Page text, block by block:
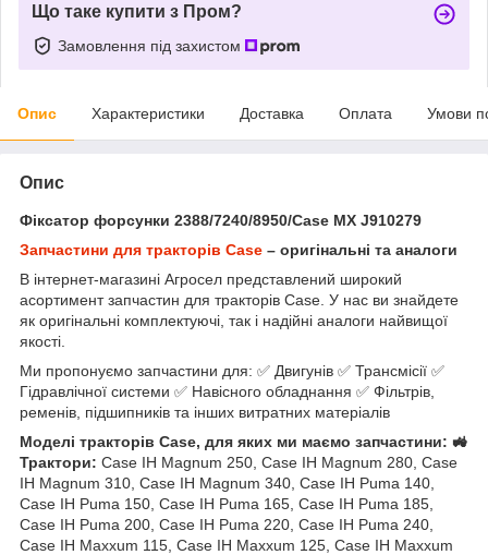
Що таке купити з Пром?
Замовлення під захистом
Опис Характеристики Доставка Оплата Умови
Опис
Фіксатор форсунки 2388/7240/8950/Case MX J910279
Запчастини для тракторів Case – оригінальні та аналоги
В інтернет-магазині Агросел представлений широкий
асортимент запчастин для тракторів Case. У нас ви знайдете
як оригінальні комплектуючі, так і надійні аналоги найвищої
якості.
Ми пропонуємо запчастини для: ✅ Двигунів ✅ Трансмісії ✅
Гідравлічної системи ✅ Навісного обладнання ✅ Фільтрів,
ременів, підшипників та інших витратних матеріалів
Моделі тракторів Case, для яких ми маємо запчастини: 🚜
Трактори: Case IH Magnum 250, Case IH Magnum 280, Case
IH Magnum 310, Case IH Magnum 340, Case IH Puma 140,
Case IH Puma 150, Case IH Puma 165, Case IH Puma 185,
Case IH Puma 200, Case IH Puma 220, Case IH Puma 240,
Case IH Maxxum 115, Case IH Maxxum 125, Case IH Maxxum